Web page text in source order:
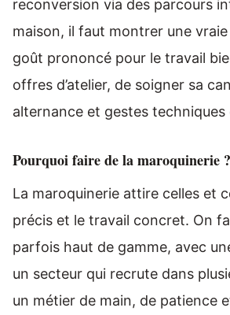
reconversion via des parcours
maison, il faut montrer une
goût prononcé pour le travail
offres d’atelier, de soigner sa
alternance et gestes
Pourquoi faire de la maroquinerie ?
La maroquinerie attire celles et
précis et le travail concret. On
parfois haut de gamme, avec
un secteur qui recrute dans
un métier de main, de patience